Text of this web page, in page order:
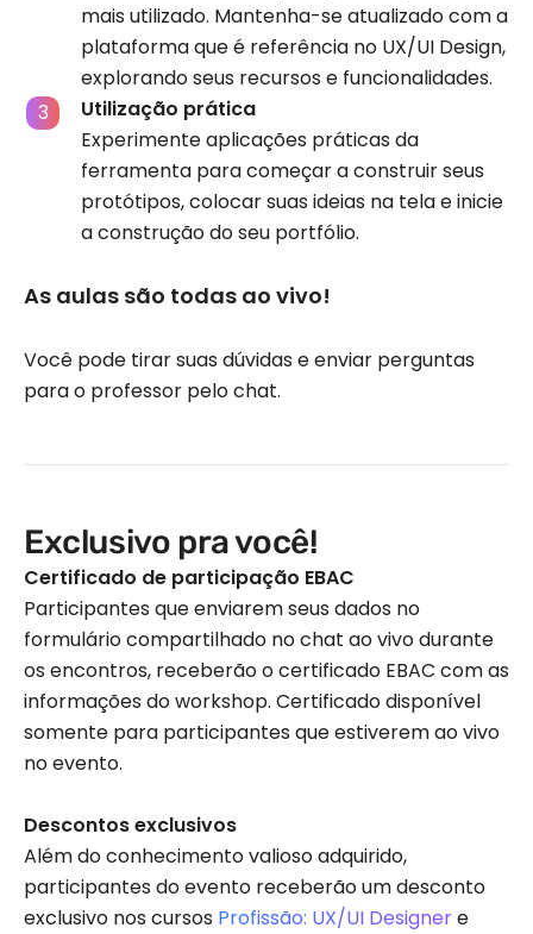
mais utilizado. Mantenha-se atualizado com a
plataforma que é referência no UX/UI Design,
explorando seus recursos e funcionalidades.
Utilização prática
Experimente aplicações práticas da
ferramenta para começar a construir seus
protótipos, colocar suas ideias na tela e inicie
a construção do seu portfólio.
As aulas são todas ao vivo!
Você pode tirar suas dúvidas e enviar perguntas
para o professor pelo chat.
Exclusivo pra você!
Certificado de participação EBAC
Participantes que enviarem seus dados no
formulário compartilhado no chat ao vivo durante
os encontros, receberão o certificado EBAC com as
informações do workshop. Certificado disponível
somente para participantes que estiverem ao vivo
no evento.
Descontos exclusivos
Além do conhecimento valioso adquirido,
participantes do evento receberão um desconto
exclusivo nos cursos Profissão: UX/UI Designere